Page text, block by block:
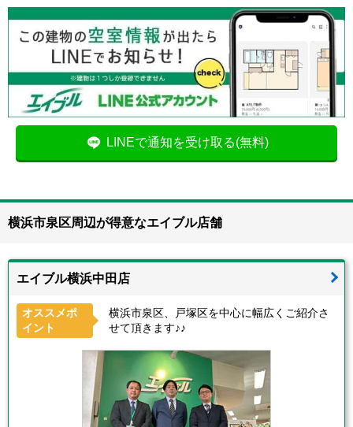
LINEで通知を受け取る(無料)
横浜市泉区周辺が得意なエイブル店舗
エイブル横浜中田店
オススメポ
イント
横浜市泉区、戸塚区を中心に幅広くご紹介さ
せて頂きます♪♪